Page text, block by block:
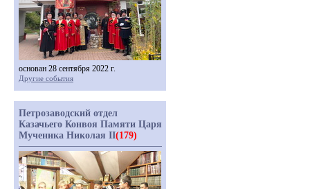
основан 28 сентября 2022 г.
Другие события
Петрозаводский отдел
Казачьего Конвоя Памяти Царя
Мученика Николая II(179)